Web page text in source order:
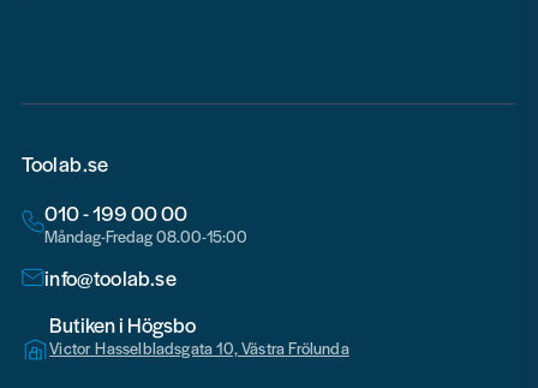
Toolab.se
010 - 199 00 00
Måndag-Fredag 08.00-15:00
info@toolab.se
Butiken i Högsbo
Victor Hasselbladsgata 10, Västra Frölunda